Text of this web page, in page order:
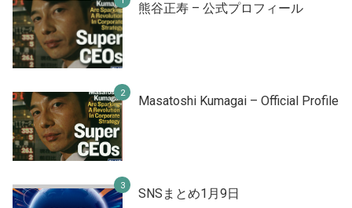
熊谷正寿 – 公式プロフィール
Masatoshi Kumagai – Official Profile
SNSまとめ1月9日